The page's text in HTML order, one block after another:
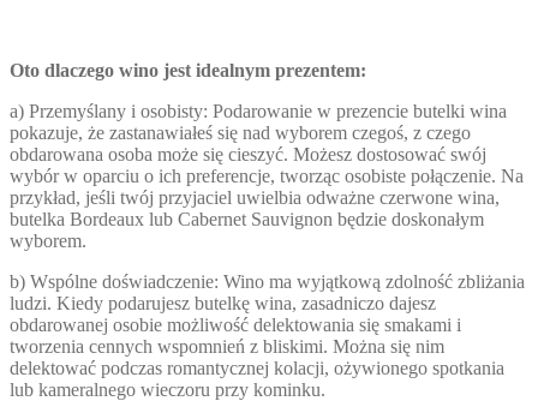
Oto dlaczego wino jest idealnym prezentem:
a) Przemyślany i osobisty: Podarowanie w prezencie butelki wina
pokazuje, że zastanawiałeś się nad wyborem czegoś, z czego
obdarowana osoba może się cieszyć. Możesz dostosować swój
wybór w oparciu o ich preferencje, tworząc osobiste połączenie. Na
przykład, jeśli twój przyjaciel uwielbia odważne czerwone wina,
butelka Bordeaux lub Cabernet Sauvignon będzie doskonałym
wyborem.
b) Wspólne doświadczenie: Wino ma wyjątkową zdolność zbliżania
ludzi. Kiedy podarujesz butelkę wina, zasadniczo dajesz
obdarowanej osobie możliwość delektowania się smakami i
tworzenia cennych wspomnień z bliskimi. Można się nim
delektować podczas romantycznej kolacji, ożywionego spotkania
lub kameralnego wieczoru przy kominku.